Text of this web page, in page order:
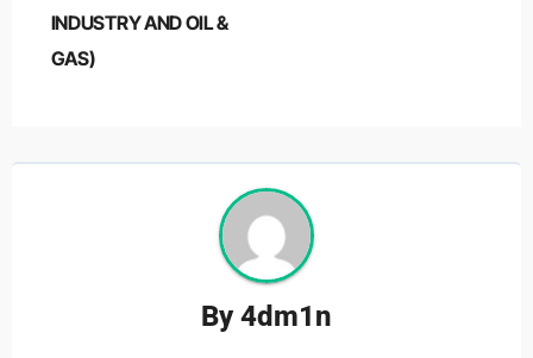
INDUSTRY AND OIL &
GAS)
By4dm1n